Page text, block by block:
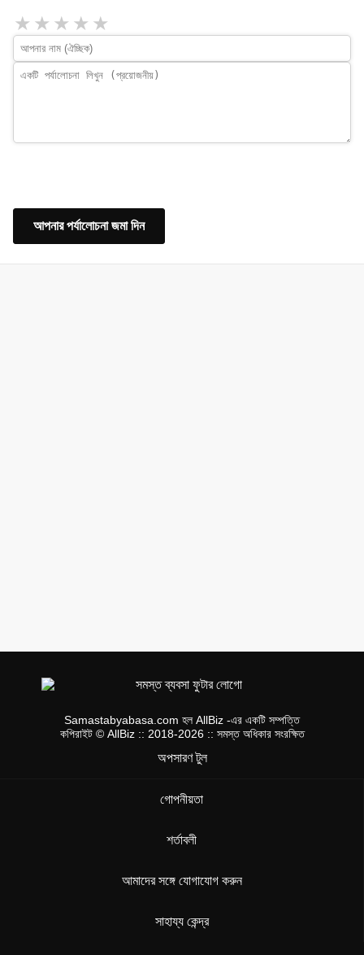
★
★
★
★
★
আপনার পর্যালোচনা জমা দিন
Samastabyabasa.com হল AllBiz -এর একটি সম্পত্তি
কপিরাইট © AllBiz :: 2018-2026 :: সমস্ত অধিকার সংরক্ষিত
অপসারণ টুল
গোপনীয়তা
শর্তাবলী
আমাদের সঙ্গে যোগাযোগ করুন
সাহায্য কেন্দ্র